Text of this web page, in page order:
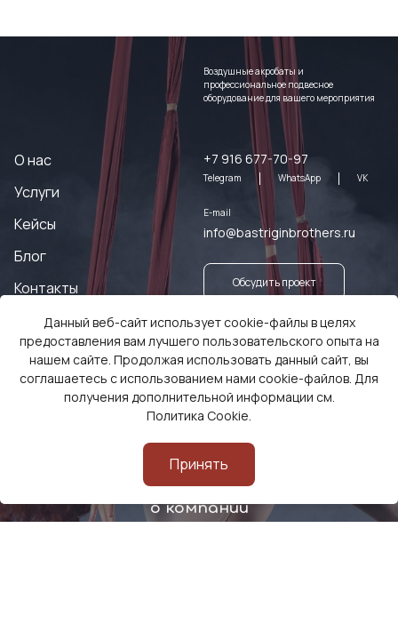
Воздушные акробаты и
профессиональное подвесное
оборудование для вашего мероприятия
О нас
Услуги
Кейсы
Блог
Контакты
+7 916 677-70-97
Telegram WhatsApp VK
E-mail
info@bastriginbrothers.ru
Обсудить проект
Заказать оборудование
Смотреть видео
о компании
Данный веб-сайт использует cookie-файлы в целях
предоставления вам лучшего пользовательского опыта на
нашем сайте. Продолжая использовать данный сайт, вы
соглашаетесь с использованием нами cookie-файлов. Для
получения дополнительной информации см.
Политика Cookie.
Принять